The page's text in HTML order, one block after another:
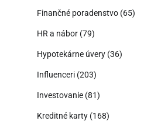
Finančné poradenstvo (65)
HR a nábor (79)
Hypotekárne úvery (36)
Influenceri (203)
Investovanie (81)
Kreditné karty (168)